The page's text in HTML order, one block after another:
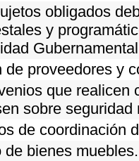
obligados
y
proveedores y
que realicen
sobre
de coordinación
de bienes muebles.